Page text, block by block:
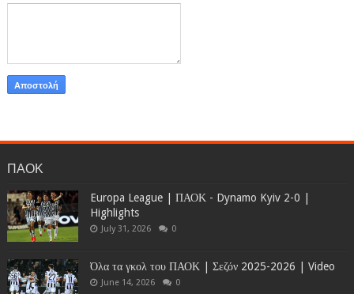
ΠΑΟΚ
Europa League | ΠΑΟΚ - Dynamo Kyiv 2-0 |
Highlights
July 31, 2026 0
Όλα τα γκολ του ΠΑΟΚ | Σεζόν 2025-2026 | Video
June 14, 2026 0